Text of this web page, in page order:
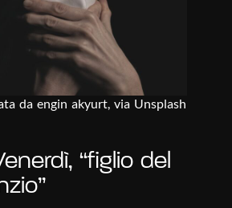
da engin akyurt, via Unsplash
“figlio del